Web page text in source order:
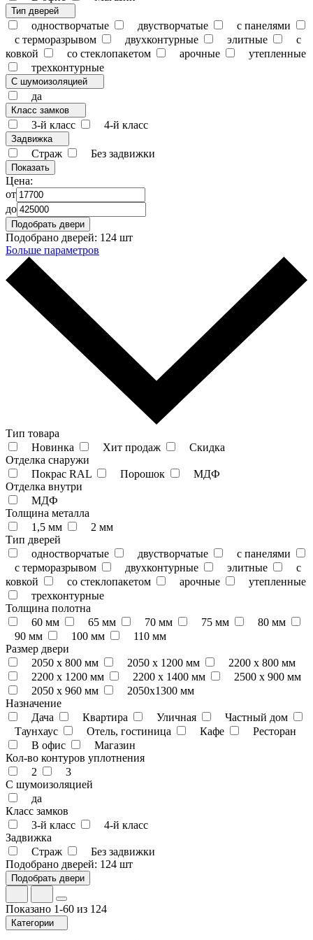
Тип дверей
одностворчатые двустворчатые
с панелями
с терморазрывом
двухконтурные элитные
с
ковкой
со стеклопакетом арочные
утепленные
трехконтурные
С шумоизоляцией
да
Класс замков
3-й класс 4-й класс
Задвижка
Страж Без задвижки
Цена:
от
до
Подобрано дверей: 124 шт
Больше параметров
Тип товара
Новинка
Хит продаж
Скидка
Отделка снаружи
Покрас RAL
Порошок
МДФ
Отделка внутри
МДФ
Толщина металла
1,5 мм
2 мм
Тип дверей
одностворчатые
двустворчатые
с панелями
с терморазрывом
двухконтурные элитные
с
ковкой
со стеклопакетом арочные
утепленные
трехконтурные
Толщина полотна
60 мм
65 мм 70 мм 75 мм
80 мм
90 мм
100 мм
110 мм
Размер двери
2050 x 800 мм
2050 x 1200 мм
2200 x 800 мм
2200 x 1200 мм
2200 х 1400 мм
2500 х 900 мм
2050 х 960 мм
2050х1300 мм
Назначение
Дача
Квартира Уличная
Частный дом
Таунхаус
Отель, гостиница Кафе
Ресторан
В офис
Магазин
Кол-во контуров уплотнения
2
3
С шумоизоляцией
да
Класс замков
3-й класс
4-й класс
Задвижка
Страж
Без задвижки
Подобрано дверей: 124 шт
Показано 1-60 из 124
Категории